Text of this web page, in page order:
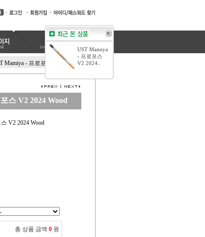
Mamiya - 프로포스 V2 2024 Wood
스 V2 2024 Wood
V2 2024 Wood
총 상품 금액 0 원
UST Mamiya
- 프로포스
V2 2024..